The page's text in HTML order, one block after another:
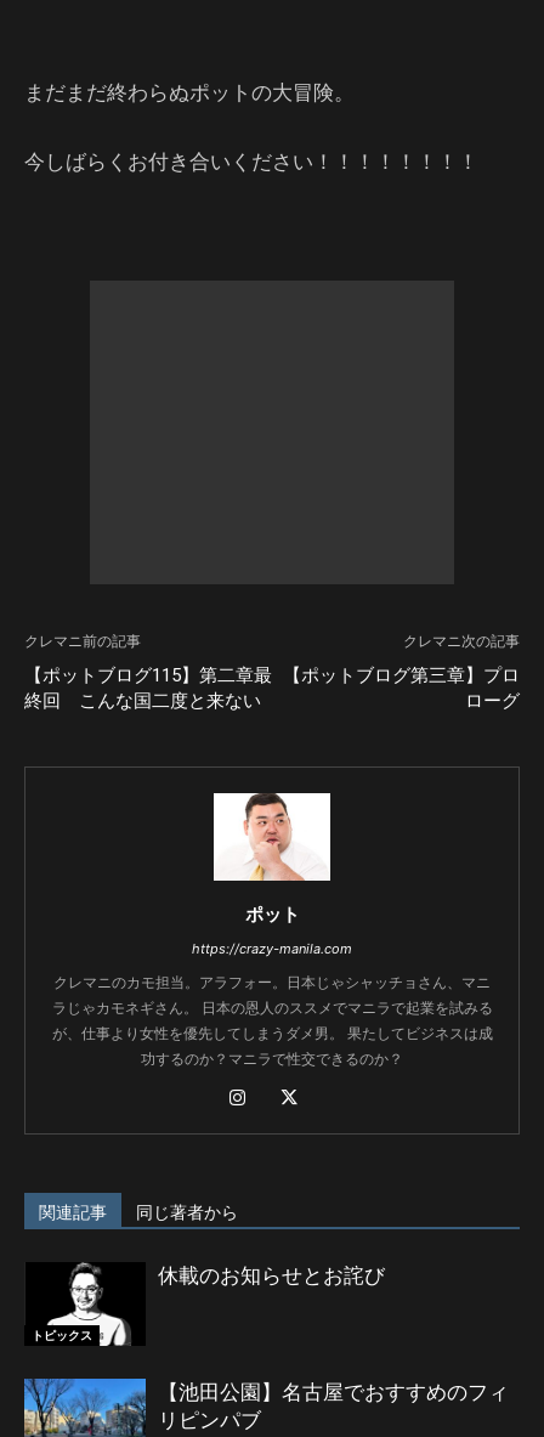
まだまだ終わらぬポットの大冒険。
今しばらくお付き合いください！！！！！！！！
クレマニ前の記事
【ポットブログ115】第二章最
終回 こんな国二度と来ない
クレマニ次の記事
【ポットブログ第三章】プロ
ローグ
ポット
https://crazy-manila.com
クレマニのカモ担当。アラフォー。日本じゃシャッチョさん、マニ
ラじゃカモネギさん。 日本の恩人のススメでマニラで起業を試みる
が、仕事より女性を優先してしまうダメ男。 果たしてビジネスは成
功するのか？マニラで性交できるのか？
関連記事 同じ著者から
トピックス
休載のお知らせとお詫び
【池田公園】名古屋でおすすめのフィ
リピンパブ